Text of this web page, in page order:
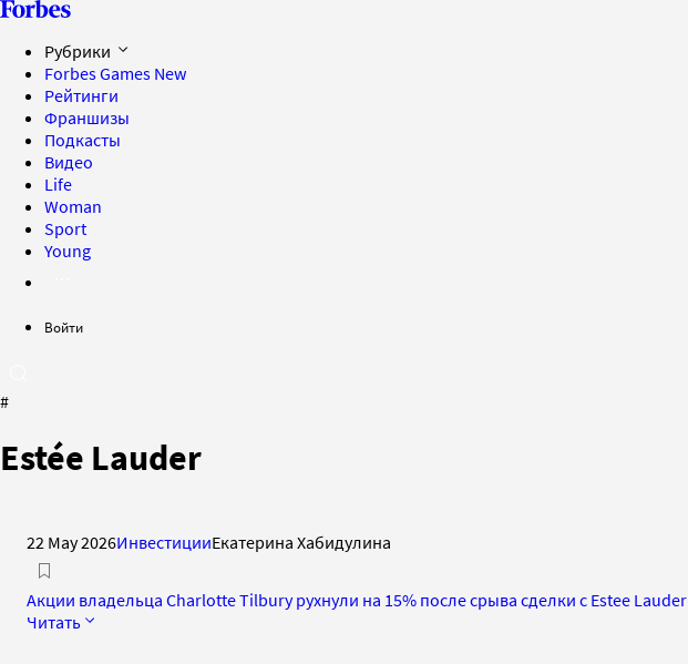
Рубрики
Forbes Games New
Рейтинги
Франшизы
Подкасты
Видео
Life
Woman
Sport
Young
Войти
#
Estée Lauder
22 May 2026ИнвестицииЕкатерина Хабидулина
Акции владельца Charlotte Tilbury рухнули на 15% после срыва сделки с Estee Lauder
Читать